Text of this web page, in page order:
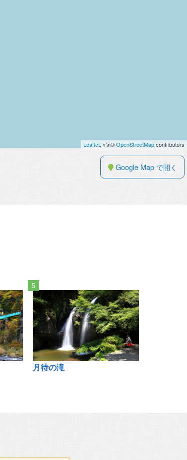
Leaflet, \r\n©OpenStreetMapcontributors
Google Map で開く
月待の滝